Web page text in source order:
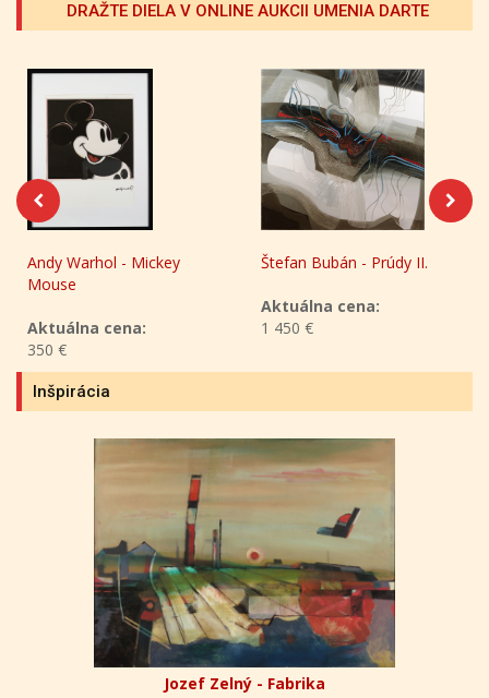
DRAŽTE DIELA V ONLINE AUKCII UMENIA DARTE
Andy Warhol - Mickey
Mouse
Aktuálna cena:
350 €
Štefan Bubán - Prúdy II.
Aktuálna cena:
1 450 €
Inšpirácia
Jozef Zelný - Fabrika